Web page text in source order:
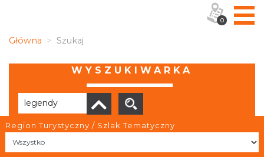
Główna Szukaj
WYSZUKIWARKA
Region Turystyczny / Szlak Tematyczny
Liczba elementów:
0